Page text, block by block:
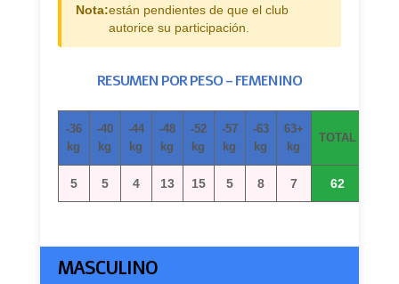
Nota:están pendientes de que el club
autorice su participación.
RESUMEN POR PESO – FEMENINO
-36
kg
-40
kg
-44
kg
-48
kg
-52
kg
-57
kg
-63
kg
63+
kg
TOTAL
5 5 4 13 15 5 8 7 62
MASCULINO